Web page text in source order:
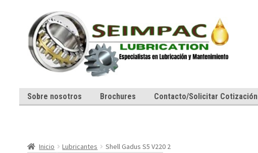
a
la
navegación
al
contenido
Sobre nosotros Brochures Contacto/Solicitar Cotización
Inicio Lubricantes Shell Gadus S5 V220 2